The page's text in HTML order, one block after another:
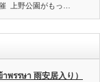
上野公園がもっ…
พรรษา 雨安居入り）